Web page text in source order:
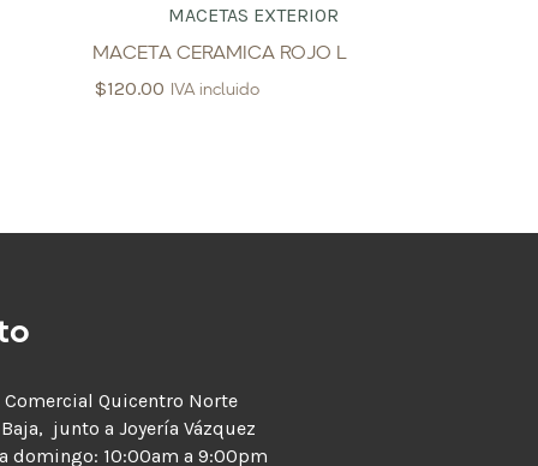
MACETAS EXTERIOR
MACETA CERAMICA ROJO L
$120.00 IVA incluido
Comercial Quicentro Norte
junto a Joyería Vázquez
domingo: 10:00am a 9:00pm